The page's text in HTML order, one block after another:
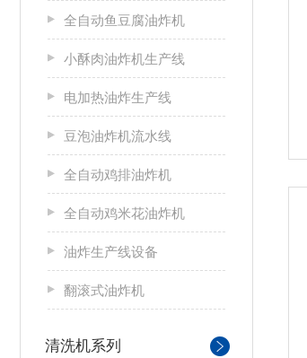
全自动鱼豆腐油炸机
小酥肉油炸机生产线
电加热油炸生产线
豆泡油炸机流水线
全自动鸡排油炸机
全自动鸡米花油炸机
油炸生产线设备
翻滚式油炸机
清洗机系列